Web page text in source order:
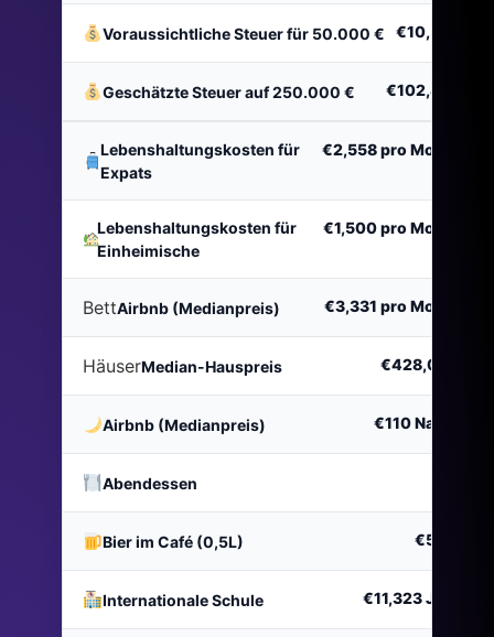
Voraussichtliche Steuer für 50.000 € €10,583
Geschätzte Steuer auf 250.000 € €102,895
Lebenshaltungskosten für
Expats
€2,558pro Monat
Lebenshaltungskosten für
Einheimische
€1,500pro Monat
BettAirbnb (Medianpreis) €3,331 pro Monat
HäuserMedian-Hauspreis €428,000
Airbnb (Medianpreis) €110Nacht
Abendessen
Bier im Café (0,5L) €5.35
Internationale Schule €11,323Jahr